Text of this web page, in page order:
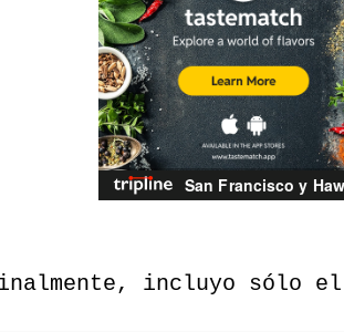
incluyo sólo el